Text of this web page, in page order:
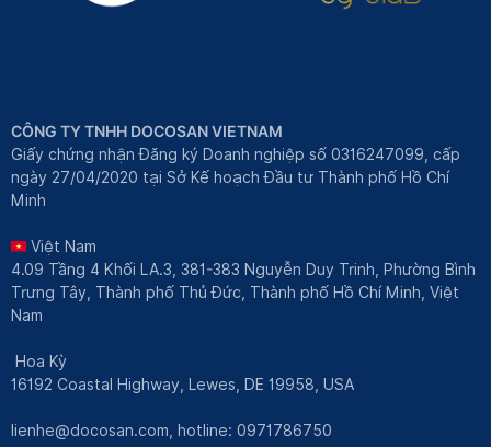
CÔNG TY TNHH DOCOSAN VIETNAM
Giấy chứng nhận Đăng ký Doanh nghiệp số 0316247099, cấp
ngày 27/04/2020 tại Sở Kế hoạch Đầu tư Thành phố Hồ Chí
Minh
Việt Nam
4.09 Tầng 4 Khối LA.3, 381-383 Nguyễn Duy Trinh, Phường Bình
Trưng Tây, Thành phố Thủ Đức, Thành phố Hồ Chí Minh, Việt
Nam
Hoa Kỳ
16192 Coastal Highway, Lewes, DE 19958, USA
lienhe@docosan.com , hotline: 0971786750